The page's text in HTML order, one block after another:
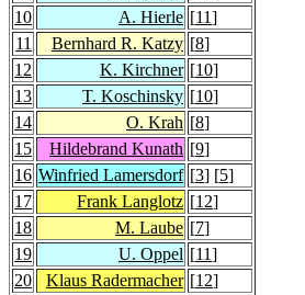
10
A. Hierle [11]
11
Bernhard R. Katzy [8]
12
K. Kirchner [10]
13
T. Koschinsky [10]
14
O. Krah [8]
15
Hildebrand Kunath [9]
16 Winfried Lamersdorf [3] [5]
17
Frank Langlotz [12]
18
M. Laube [7]
19
U. Oppel [11]
20
Klaus Radermacher [12]